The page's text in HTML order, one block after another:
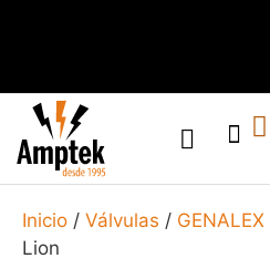
Inicio / Válvulas / GENALEX
Lion